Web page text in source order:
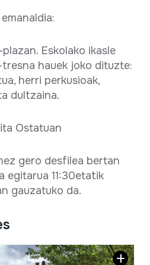
Eskolako ikasle
hauek joko dituzte:
herri perkusioak,
dultzaina.
Ostatuan
gero desfilea bertan
egitarua 11:30etatik
gauzatuko da.